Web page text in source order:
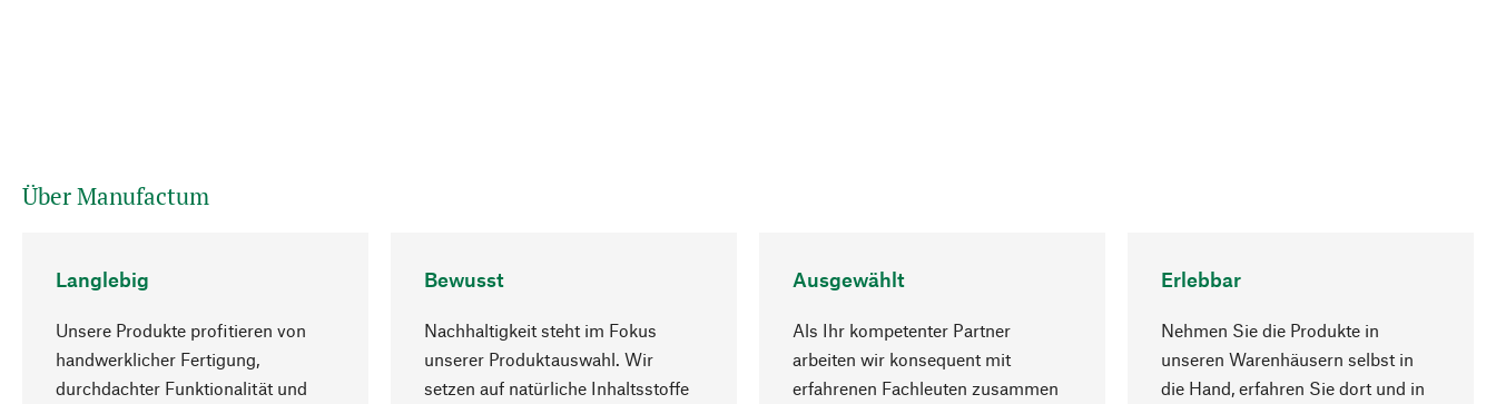
Über Manufactum
Langlebig
Unsere Produkte profitieren von
handwerklicher Fertigung,
durchdachter Funktionalität und
Bewusst
Nachhaltigkeit steht im Fokus
unserer Produktauswahl. Wir
setzen auf natürliche Inhaltsstoffe
Ausgewählt
Als Ihr kompetenter Partner
arbeiten wir konsequent mit
erfahrenen Fachleuten zusammen
Erlebbar
Nehmen Sie die Produkte in
unseren Warenhäusern selbst in
die Hand, erfahren Sie dort und in